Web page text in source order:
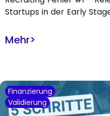
Startups in der Early
Mehr>
Finanzierung
Validierung